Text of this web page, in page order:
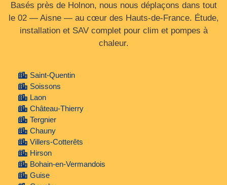
Basés près de Holnon, nous nous déplaçons dans tout
le 02 — Aisne — au cœur des Hauts‑de‑France. Étude,
installation et SAV complet pour clim et pompes à
chaleur.
Saint-Quentin
Soissons
Laon
Château-Thierry
Tergnier
Chauny
Villers-Cotterêts
Hirson
Bohain-en-Vermandois
Guise